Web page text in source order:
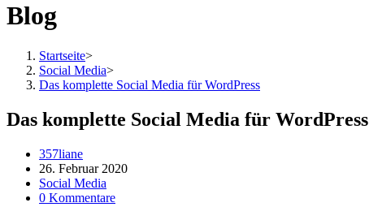
Blog
Startseite>
Social Media>
Das komplette Social Media für WordPress
Das komplette Social Media für WordPress
Beitrags-
Autor:
357liane
Beitrag
veröffentlicht:
26. Februar 2020
Beitrags-
Kategorie:
Social Media
Beitrags-
0 Kommentare